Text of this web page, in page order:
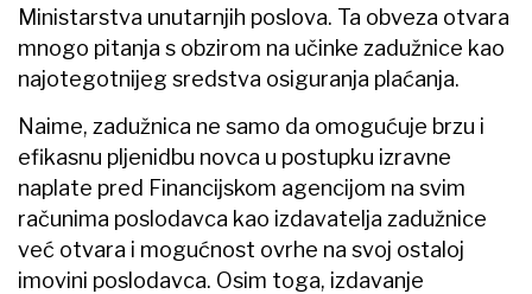
Ministarstva unutarnjih poslova. Ta obveza otvara
mnogo pitanja s obzirom na učinke zadužnice kao
najotegotnijeg sredstva osiguranja plaćanja.
Naime, zadužnica ne samo da omogućuje brzu i
efikasnu pljenidbu novca u postupku izravne
naplate pred Financijskom agencijom na svim
računima poslodavca kao izdavatelja zadužnice
već otvara i mogućnost ovrhe na svoj ostaloj
imovini poslodavca. Osim toga, izdavanje